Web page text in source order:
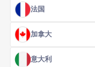
法国
加拿大
意大利